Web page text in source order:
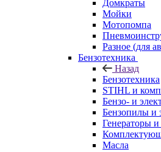
Домкраты
Мойки
Мотопомпа
Разное (для
Бензотехника
Назад
Бензотехника
STIHL и
Бензо- и
Бензопилы и
Генераторы и
Масла